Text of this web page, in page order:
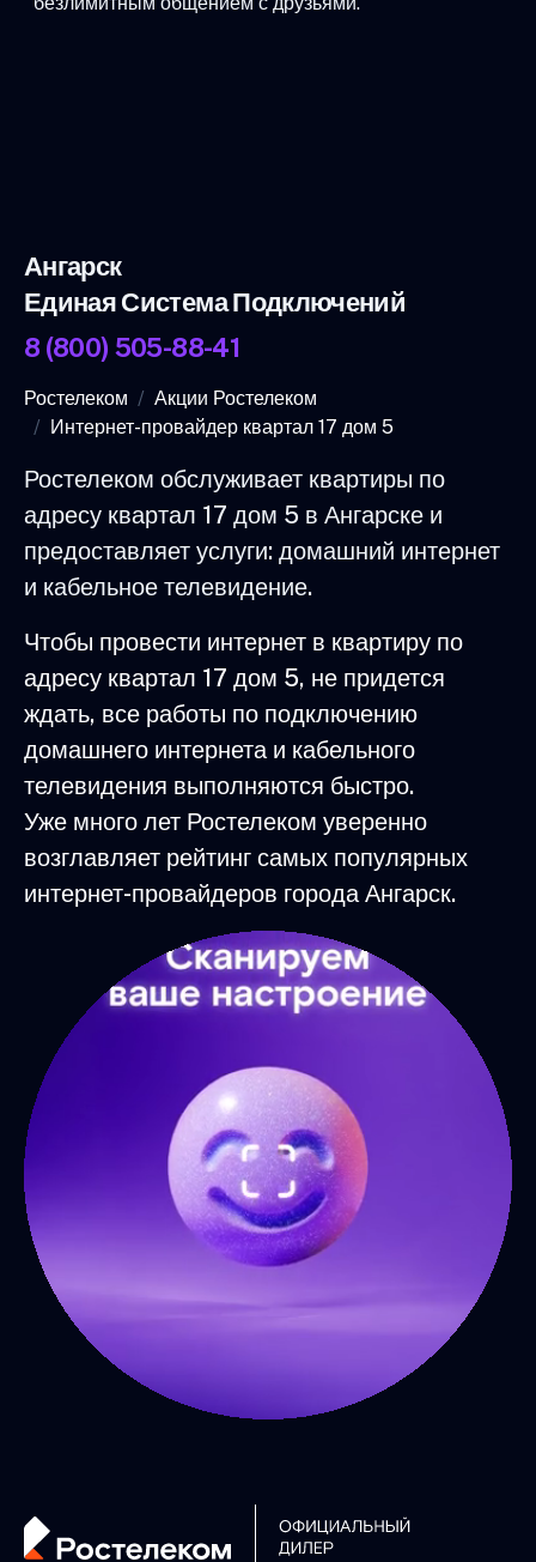
Ангарск
Единая Система Подключений
8 (800) 505-88-41
Ростелеком
Акции Ростелеком
Интернет-провайдер квартал 17 дом 5
Ростелеком обслуживает квартиры по
адресу квартал 17 дом 5 в Ангарске и
предоставляет услуги: домашний интернет
и кабельное телевидение.
Чтобы провести интернет в квартиру по
адресу квартал 17 дом 5, не придется
ждать, все работы по подключению
домашнего интернета и кабельного
телевидения выполняются быстро.
Уже много лет Ростелеком уверенно
возглавляет рейтинг самых популярных
интернет-провайдеров города Ангарск.